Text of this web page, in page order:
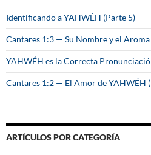
Identificando a YAHWÉH (Parte 5)
Cantares 1:3 — Su Nombre y el
Cantares 1:2 — El Amor de YAHWÉH
ARTÍCULOS POR CATEGORÍA